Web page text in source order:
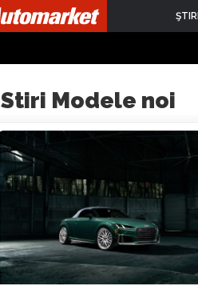
ŞTIRI
Stiri Modele noi